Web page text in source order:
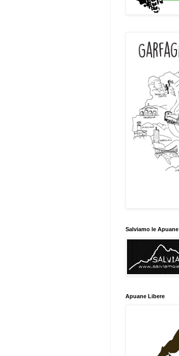
Salviamo le Apuane
Apuane Libere